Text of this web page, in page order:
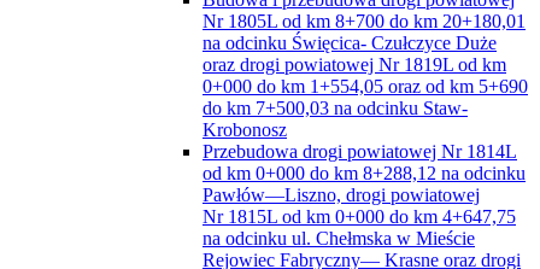
Nr 1805L od km 8+700 do km 20+180,01
na odcinku Święcica- Czułczyce Duże
oraz drogi powiatowej Nr 1819L od km
0+000 do km 1+554,05 oraz od km 5+690
do km 7+500,03 na odcinku Staw-
Krobonosz
Przebudowa drogi powiatowej Nr 1814L
od km 0+000 do km 8+288,12 na odcinku
Pawłów—Liszno, drogi powiatowej
Nr 1815L od km 0+000 do km 4+647,75
na odcinku ul. Chełmska w Mieście
Rejowiec Fabryczny— Krasne oraz drogi